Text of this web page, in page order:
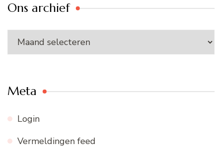
Ons archief
Ons
archief
Meta
Login
Vermeldingen feed